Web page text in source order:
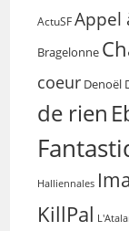
ActuSF Appel
Bragelonne
coeur Denoël
de rien
Halliennales
KillPal